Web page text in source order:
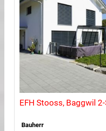
EFH Stooss, Baggwil
Bauherr